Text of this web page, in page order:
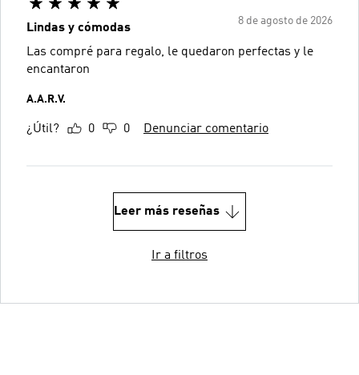
8 de agosto de 2026
Lindas y cómodas
Las compré para regalo, le quedaron perfectas y le
encantaron
A.A.R.V.
¿Útil? 0 0 Denunciar comentario
Leer más reseñas
Ir a filtros